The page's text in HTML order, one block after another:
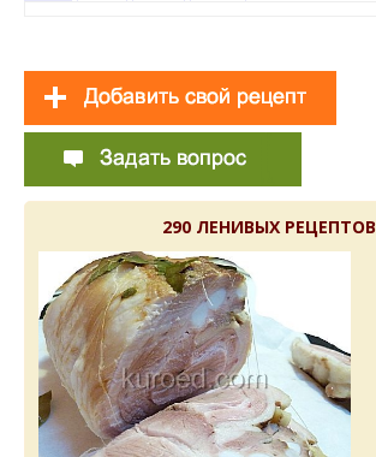
290 ЛЕНИВЫХ РЕЦЕПТОВ